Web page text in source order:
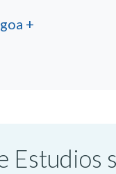
+
Estudios